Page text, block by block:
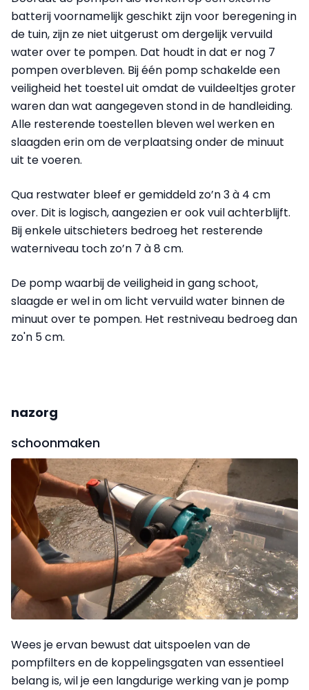
batterij voornamelijk geschikt zijn voor beregening in
de tuin, zijn ze niet uitgerust om dergelijk vervuild
water over te pompen. Dat houdt in dat er nog 7
pompen overbleven. Bij één pomp schakelde een
veiligheid het toestel uit omdat de vuildeeltjes groter
waren dan wat aangegeven stond in de handleiding.
Alle resterende toestellen bleven wel werken en
slaagden erin om de verplaatsing onder de minuut
uit te voeren.
Qua restwater bleef er gemiddeld zo’n 3 à 4 cm
over. Dit is logisch, aangezien er ook vuil achterblijft.
Bij enkele uitschieters bedroeg het resterende
waterniveau toch zo’n 7 à 8 cm.
De pomp waarbij de veiligheid in gang schoot,
slaagde er wel in om licht vervuild water binnen de
minuut over te pompen. Het restniveau bedroeg dan
zo'n 5 cm.
nazorg
schoonmaken
Wees je ervan bewust dat uitspoelen van de
pompfilters en de koppelingsgaten van essentieel
belang is, wil je een langdurige werking van je pomp